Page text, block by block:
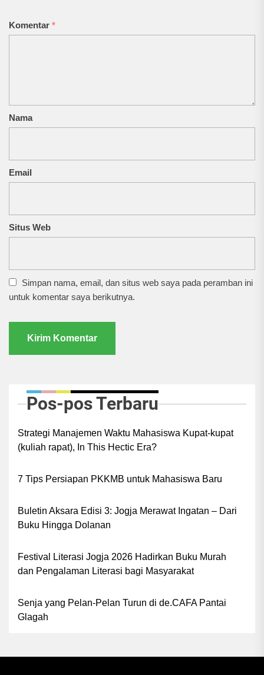
Komentar *
Nama
Email
Situs Web
Simpan nama, email, dan situs web saya pada peramban ini
untuk komentar saya berikutnya.
Pos-pos Terbaru
Strategi Manajemen Waktu Mahasiswa Kupat-kupat
(kuliah rapat), In This Hectic Era?
7 Tips Persiapan PKKMB untuk Mahasiswa Baru
Buletin Aksara Edisi 3: Jogja Merawat Ingatan – Dari
Buku Hingga Dolanan
Festival Literasi Jogja 2026 Hadirkan Buku Murah
dan Pengalaman Literasi bagi Masyarakat
Senja yang Pelan-Pelan Turun di de.CAFA Pantai
Glagah